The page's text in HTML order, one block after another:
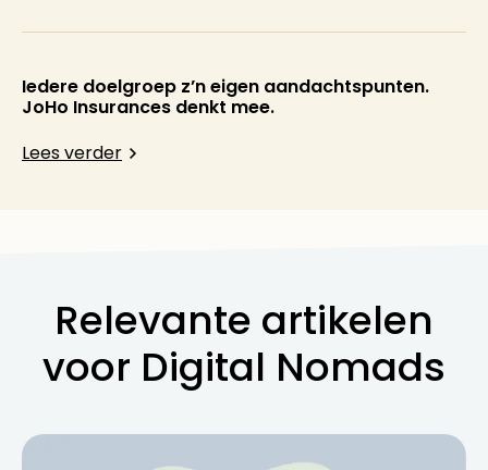
Iedere doelgroep z’n eigen aandachtspunten.
JoHo Insurances denkt mee.
Lees verder
Relevante artikelen
voor Digital Nomads